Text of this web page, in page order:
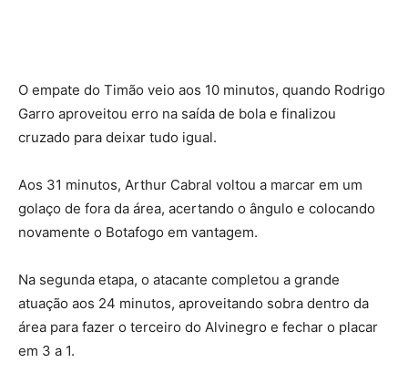
O empate do Timão veio aos 10 minutos, quando Rodrigo
Garro aproveitou erro na saída de bola e finalizou
cruzado para deixar tudo igual.
Aos 31 minutos, Arthur Cabral voltou a marcar em um
golaço de fora da área, acertando o ângulo e colocando
novamente o Botafogo em vantagem.
Na segunda etapa, o atacante completou a grande
atuação aos 24 minutos, aproveitando sobra dentro da
área para fazer o terceiro do Alvinegro e fechar o placar
em 3 a 1.